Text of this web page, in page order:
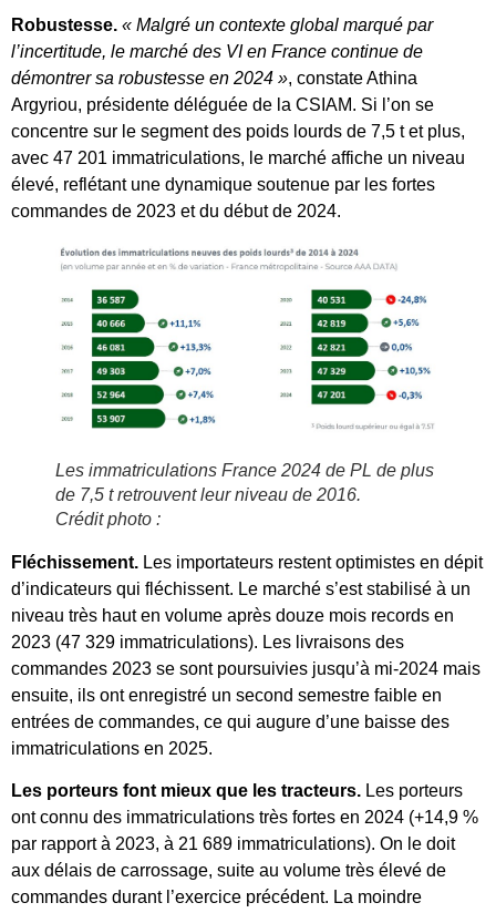
Robustesse. « Malgré un contexte global marqué par
l’incertitude, le marché des VI en France continue de
démontrer sa robustesse en 2024 », constate Athina
Argyriou, présidente déléguée de la CSIAM. Si l’on se
concentre sur le segment des poids lourds de 7,5 t et plus,
avec 47 201 immatriculations, le marché affiche un niveau
élevé, reflétant une dynamique soutenue par les fortes
commandes de 2023 et du début de 2024.
Les immatriculations France 2024 de PL de plus
de 7,5 t retrouvent leur niveau de 2016.
Crédit photo :
Fléchissement. Les importateurs restent optimistes en dépit
d’indicateurs qui fléchissent. Le marché s’est stabilisé à un
niveau très haut en volume après douze mois records en
2023 (47 329 immatriculations). Les livraisons des
commandes 2023 se sont poursuivies jusqu’à mi-2024 mais
ensuite, ils ont enregistré un second semestre faible en
entrées de commandes, ce qui augure d’une baisse des
immatriculations en 2025.
Les porteurs font mieux que les tracteurs. Les porteurs
ont connu des immatriculations très fortes en 2024 (+14,9 %
par rapport à 2023, à 21 689 immatriculations). On le doit
aux délais de carrossage, suite au volume très élevé de
commandes durant l’exercice précédent. La moindre